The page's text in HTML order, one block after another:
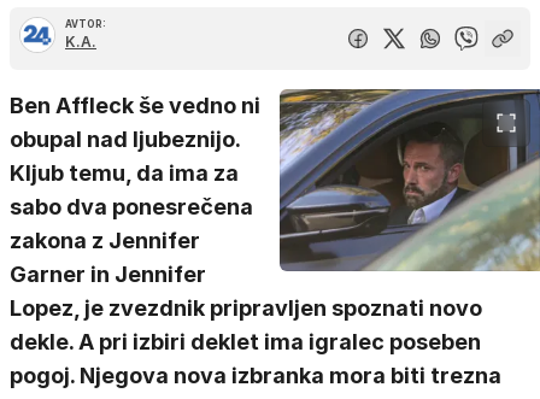
AVTOR:
K.A.
Ben Affleck še vedno ni
obupal nad ljubeznijo.
Kljub temu, da ima za
sabo dva ponesrečena
zakona z Jennifer
Garner in Jennifer
Lopez, je zvezdnik pripravljen spoznati novo
dekle. A pri izbiri deklet ima igralec poseben
pogoj. Njegova nova izbranka mora biti trezna